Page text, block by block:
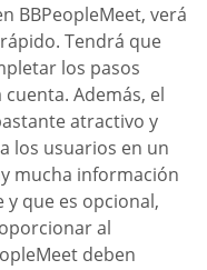
BBPeopleMeet, verá
Tendrá que
los pasos
Además, el
atractivo y
los usuarios en un
mucha información
que es opcional,
al
deben